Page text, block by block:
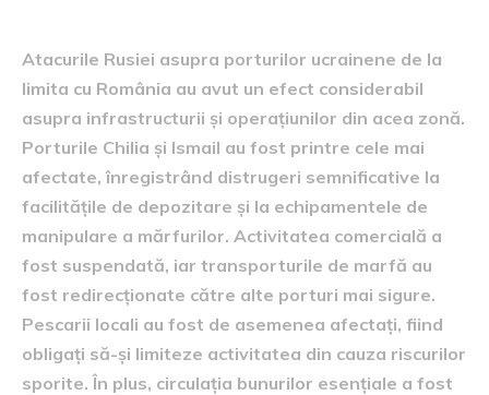
Atacurile Rusiei asupra porturilor ucrainene de la
limita cu România au avut un efect considerabil
asupra infrastructurii și operațiunilor din acea zonă.
Porturile Chilia și Ismail au fost printre cele mai
afectate, înregistrând distrugeri semnificative la
facilitățile de depozitare și la echipamentele de
manipulare a mărfurilor. Activitatea comercială a
fost suspendată, iar transporturile de marfă au
fost redirecționate către alte porturi mai sigure.
Pescarii locali au fost de asemenea afectați, fiind
obligați să-și limiteze activitatea din cauza riscurilor
sporite. În plus, circulația bunurilor esențiale a fost